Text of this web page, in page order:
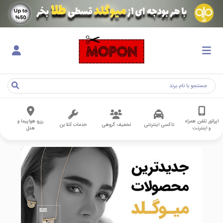
اپراتور تلفن همراه
و اینترنت
تاکسی اینترنتی تخفیف گروهی خدمات آنلاین
رزرو هواپیما و
هتل